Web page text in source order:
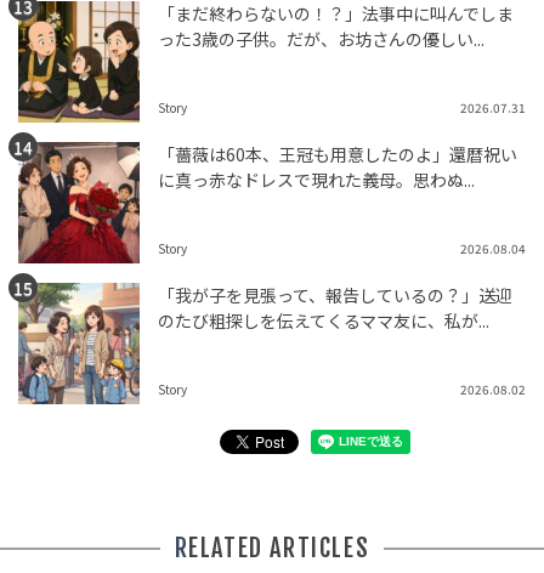
「まだ終わらないの！？」法事中に叫んでしま
った3歳の子供。だが、お坊さんの優しい...
Story 2026.07.31
「薔薇は60本、王冠も用意したのよ」還暦祝い
に真っ赤なドレスで現れた義母。思わぬ...
Story 2026.08.04
「我が子を見張って、報告しているの？」送迎
のたび粗探しを伝えてくるママ友に、私が...
Story 2026.08.02
RELATED ARTICLES